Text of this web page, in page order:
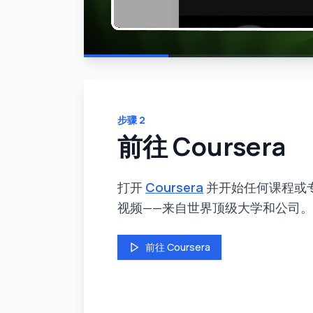
步骤 2
前往 Coursera
打开 Coursera 并开始任何课程或
视频——来自世界顶级大学和公司。
前往 Coursera